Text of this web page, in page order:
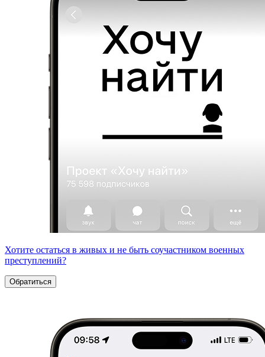
Хотите остаться в живых и не быть соучастником военных
преступлений?
Обратиться